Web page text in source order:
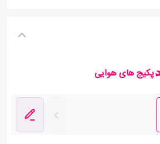
پکیج های هوایی